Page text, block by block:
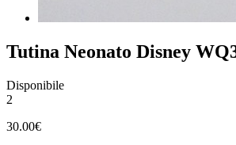
Tutina Neonato Disney
Disponibile
2
30.00€